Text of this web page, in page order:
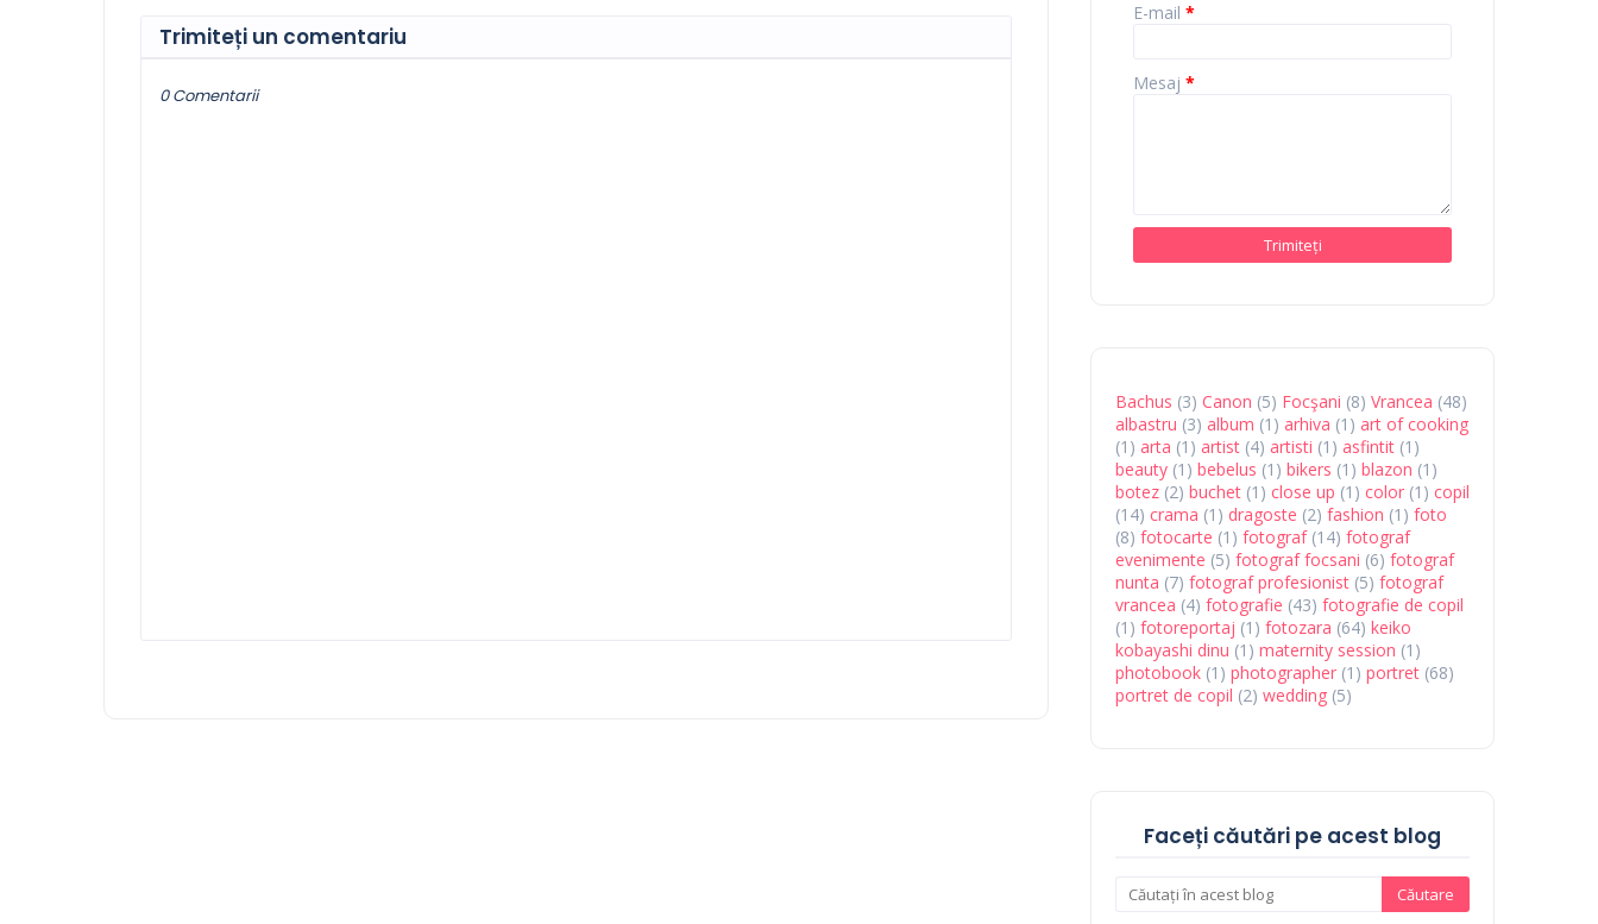
Trimiteți un comentariu
0 Comentarii
E-mail *
Mesaj *
Bachus (3) Canon (5) Focşani (8) Vrancea (48)
albastru (3) album (1) arhiva (1) art of cooking
(1) arta (1) artist (4) artisti (1) asfintit (1)
beauty (1) bebelus (1) bikers (1) blazon (1)
botez (2) buchet (1) close up (1) color (1) copil
(14) crama (1) dragoste (2) fashion (1) foto
(8) fotocarte (1) fotograf (14) fotograf
evenimente (5) fotograf focsani (6) fotograf
nunta (7) fotograf profesionist (5) fotograf
vrancea (4) fotografie (43) fotografie de copil
(1) fotoreportaj (1) fotozara (64) keiko
kobayashi dinu (1) maternity session (1)
photobook (1) photographer (1) portret (68)
portret de copil (2) wedding (5)
Faceți căutări pe acest blog